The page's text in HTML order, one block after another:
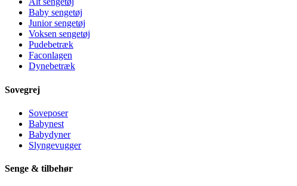
Baby sengetøj
Junior sengetøj
Voksen sengetøj
Pudebetræk
Faconlagen
Dynebetræk
Sovegrej
Soveposer
Babynest
Babydyner
Slyngevugger
Senge & tilbehør